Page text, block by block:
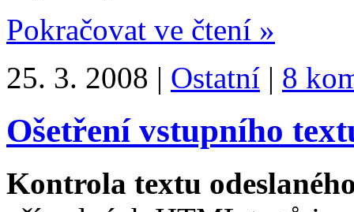
Pokračovat ve čtení »
25. 3. 2008 | Ostatní | 8
Ošetření vstupního
Kontrola textu